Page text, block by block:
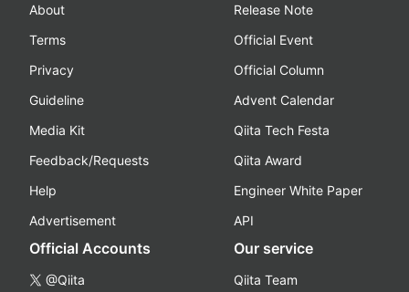
About
Terms
Privacy
Guideline
Media Kit
Feedback/Requests
Help
Advertisement
Release Note
Official Event
Official Column
Advent Calendar
Qiita Tech Festa
Qiita Award
Engineer White Paper
API
Official Accounts
@Qiita
Our service
Qiita Team